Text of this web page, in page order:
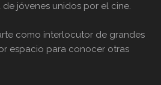
jóvenes unidos por el cine.
como interlocutor de grandes
espacio para conocer otras